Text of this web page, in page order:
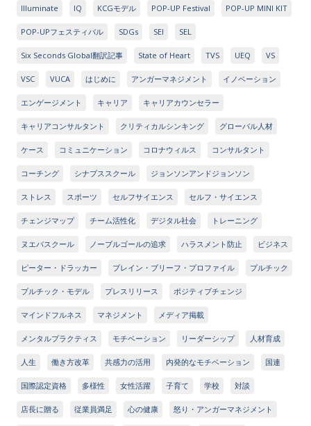
Illuminate IQ KCGモデル POP-UP Festival POP-UP MINI KIT
POP-UPフェスティバル SDGs SEI SEL
Six Seconds Global翻訳記事 State of Heart TVS UEQ VS
VSC VUCA はじめに アンガーマネジメント イノベーション
エンゲージメント キャリア キャリアカウンセラー
キャリアコンサルタント クリティカルシンキング グローバル人材
ケース コミュニケーション コロナウィルス コンサルタント
コーチング シナプススクール ジョンソンアンドジョンソン
ストレス スポーツ セルフサイエンス セルフ・サイエンス
チェンジマップ チーム活性化 デジタル社会 トレーニング
ヌエバスクール ノーブルゴールの追求 ハラスメント防止 ビジネス
ピーター・ドラッカー ブレイン・ブリーフ・プロファイル プルチック
プルチック・モデル プレスリリース ポジティブチェンジ
マインドフルネス マネジメント メディア掲載
メンタルプラクティス モチベーション リーダーシップ 人材育成
人生 働き方改革 共感力の活用 内発的なモチベーション 国連
国際認定資格 多様性 女性活躍 子育て 学校 対談
店長に贈る 従業員満足 心の健康 怒り・アンガーマネジメント